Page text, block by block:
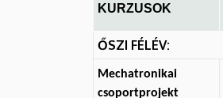
KURZUSOK
ŐSZI FÉLÉV:
Mechatronikai
csoportprojekt